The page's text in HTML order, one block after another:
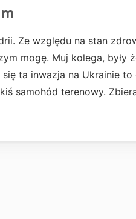
Ze względu na stan
mogę. Muj kolega, były
ta inwazja na Ukrainie
samohód terenowy.